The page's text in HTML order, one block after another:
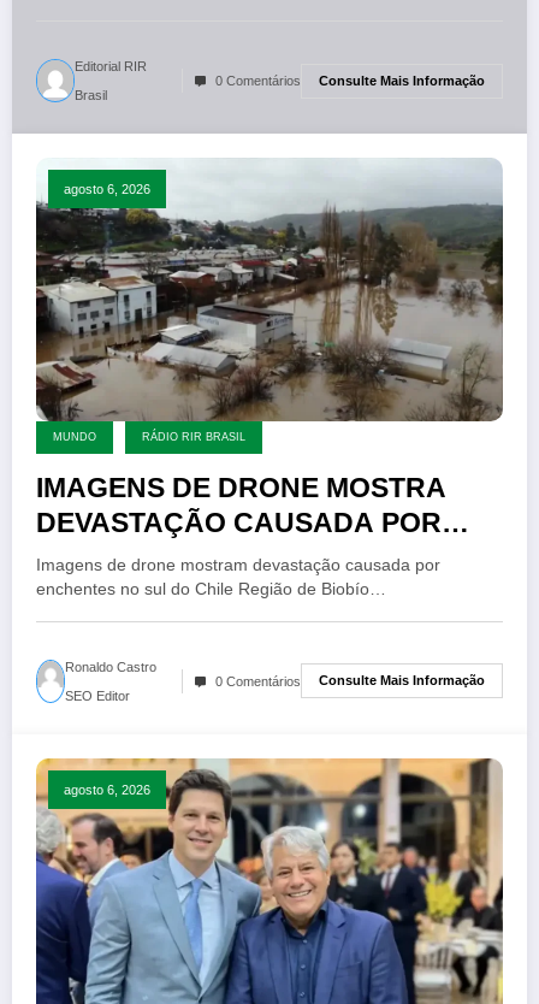
Editorial RIR
Brasil
0 Comentários Consulte Mais Informação
agosto 6, 2026
MUNDO RÁDIO RIR BRASIL
IMAGENS DE DRONE MOSTRA
DEVASTAÇÃO CAUSADA POR
ENCHENTE NO SUL DO CHILE
Imagens de drone mostram devastação causada por
enchentes no sul do Chile Região de Biobío…
Ronaldo Castro
SEO Editor
0 Comentários Consulte Mais Informação
agosto 6, 2026